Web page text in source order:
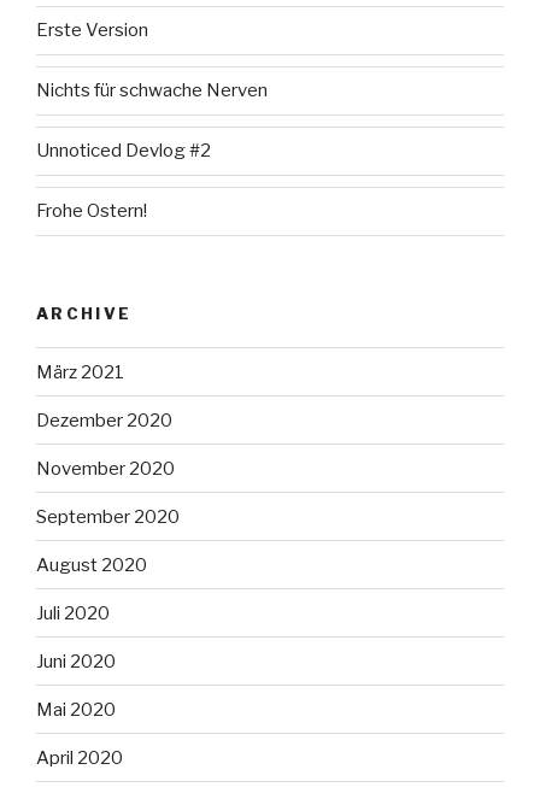
Erste Version
Nichts für schwache Nerven
Unnoticed Devlog #2
Frohe Ostern!
ARCHIVE
März 2021
Dezember 2020
November 2020
September 2020
August 2020
Juli 2020
Juni 2020
Mai 2020
April 2020